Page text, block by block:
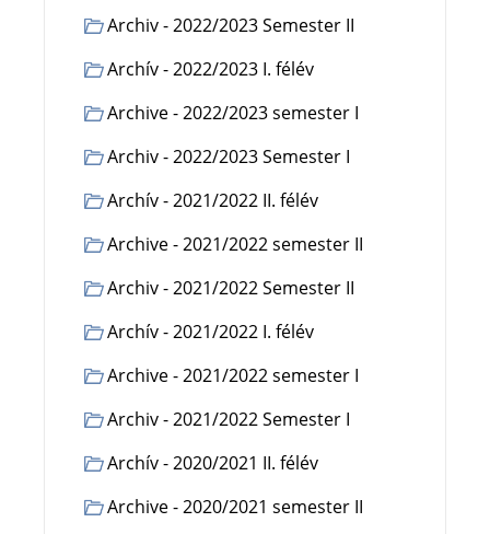
Archiv - 2022/2023 Semester II
Archív - 2022/2023 I. félév
Archive - 2022/2023 semester I
Archiv - 2022/2023 Semester I
Archív - 2021/2022 II. félév
Archive - 2021/2022 semester II
Archiv - 2021/2022 Semester II
Archív - 2021/2022 I. félév
Archive - 2021/2022 semester I
Archiv - 2021/2022 Semester I
Archív - 2020/2021 II. félév
Archive - 2020/2021 semester II